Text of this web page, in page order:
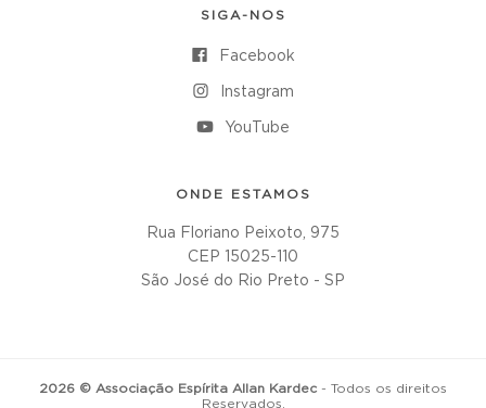
SIGA-NOS
Facebook
Instagram
YouTube
ONDE ESTAMOS
Rua Floriano Peixoto, 975
CEP 15025-110
São José do Rio Preto - SP
2026 © Associação Espírita Allan Kardec - Todos os direitos
Reservados.